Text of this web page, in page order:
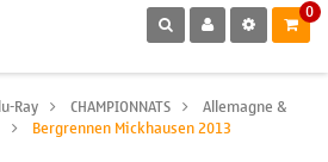
0
Ray > CHAMPIONNATS > Allemagne &
> Bergrennen Mickhausen 2013